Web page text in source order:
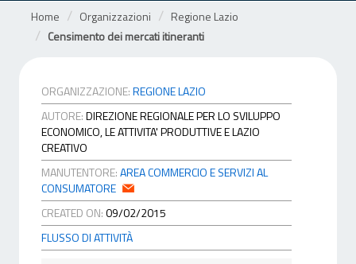
Home Organizzazioni
Regione Lazio
Censimento dei mercati itineranti
ORGANIZZAZIONE:REGIONE LAZIO
AUTORE:DIREZIONE REGIONALE PER LO SVILUPPO
ECONOMICO, LE ATTIVITA' PRODUTTIVE E LAZIO
CREATIVO
MANUTENTORE:AREA COMMERCIO E SERVIZI AL
CONSUMATORE
CREATED ON:09/02/2015
FLUSSO DI ATTIVITÀ